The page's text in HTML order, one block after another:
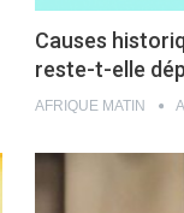
Causes
reste-t-elle
AFRIQUE MATIN